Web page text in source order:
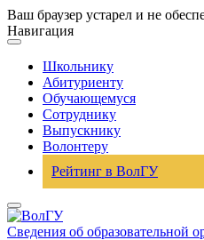
Ваш браузер устарел и не
Навигация
Школьнику
Абитуриенту
Обучающемуся
Сотруднику
Выпускнику
Волонтеру
Рейтинг в ВолГУ
Сведения об образовательной